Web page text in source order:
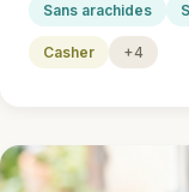
Sans arachides
Casher +4